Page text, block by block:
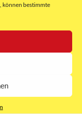
können bestimmte